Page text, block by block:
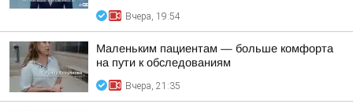
Вчера, 19:54
Маленьким пациентам — больше комфорта
на пути к обследованиям
Вчера, 21:35